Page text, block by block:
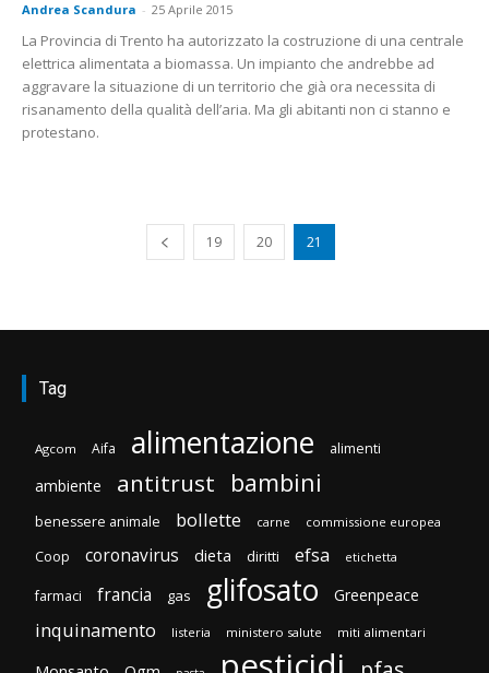
Andrea Scandura - 25 Aprile 2015
La Provincia di Trento ha autorizzato la costruzione di una centrale
elettrica alimentata a biomassa. Un impianto che andrebbe ad
aggravare la situazione di un territorio che già ora necessita di
risanamento della qualità dell’aria. Ma gli abitanti non ci stanno e
protestano.
19 20 21
Tag
Agcom Aifa alimentazione alimenti
ambiente antitrust bambini
benessere animale bollette carne commissione europea
Coop coronavirus dieta diritti efsa etichetta
farmaci francia gas glifosato Greenpeace
inquinamento listeria ministero salute miti alimentari